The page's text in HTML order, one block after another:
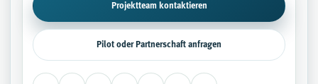
Projektteam kontaktieren
Pilot oder Partnerschaft anfragen